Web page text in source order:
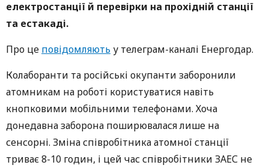
електростанції й перевірки на прохідній станції
та естакаді.
Про це повідомляють у телеграм-каналі Енергодар.
Колаборанти та російські окупанти заборонили
атомникам на роботі користуватися навіть
кнопковими мобільними телефонами. Хоча
донедавна заборона поширювалася лише на
сенсорні. Зміна співробітника атомної станції
триває 8-10 годин, і цей час співробітники ЗАЕС не